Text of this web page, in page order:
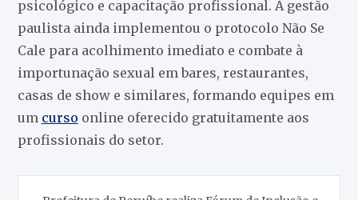
psicológico e capacitação profissional. A gestão
paulista ainda implementou o protocolo Não Se
Cale para acolhimento imediato e combate à
importunação sexual em bares, restaurantes,
casas de show e similares, formando equipes em
um curso online oferecido gratuitamente aos
profissionais do setor.